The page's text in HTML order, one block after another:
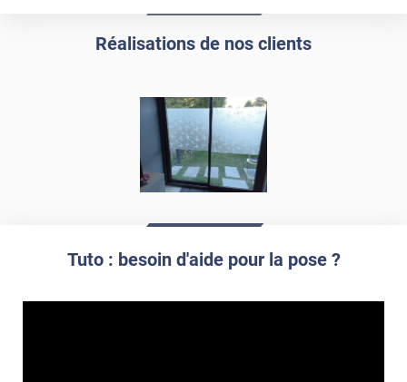
Réalisations de nos clients
Tuto : besoin d'aide pour la pose ?